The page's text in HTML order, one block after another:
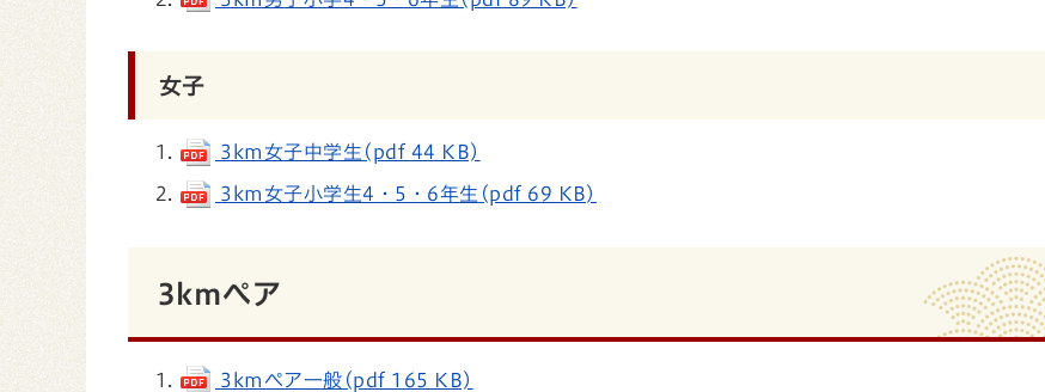
女子
3km女子中学生(pdf 44 KB)
3km女子小学生4・5・6年生(pdf 69 KB)
3kmペア
3kmペア一般(pdf 165 KB)